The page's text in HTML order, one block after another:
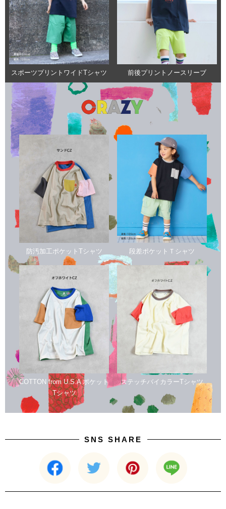
スポーツプリントワイドTシャツ 前後プリントノースリーブ
防汚加工ポケットTシャツ 段差ポケットＴシャツ
COTTON from U.S.A ポケット
Tシャツ
ステッチバイカラーTシャツ
SNS SHARE